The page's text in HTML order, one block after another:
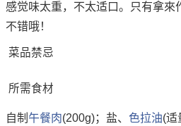
感觉味太重，不太适口。只有拿來
不错哦！
菜品禁忌
所需食材
自制 午餐肉(200g)；盐、 色拉油(适